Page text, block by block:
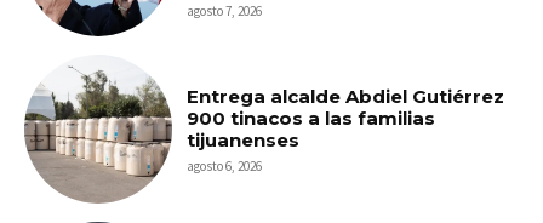
agosto 7, 2026
Entrega alcalde Abdiel Gutiérrez
900 tinacos a las familias
tijuanenses
agosto 6, 2026